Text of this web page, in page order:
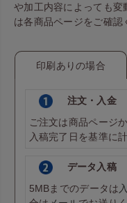
や加工内容によっても変
は各商品ページをご確認
印刷ありの場合
注文・入金
ご注文は商品ページ
入稿完了日を基準に
データ入稿
5MBまでのデータは